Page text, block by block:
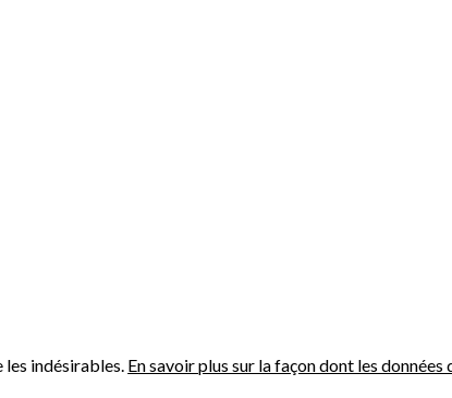
indésirables. En savoir plus sur la façon dont les données